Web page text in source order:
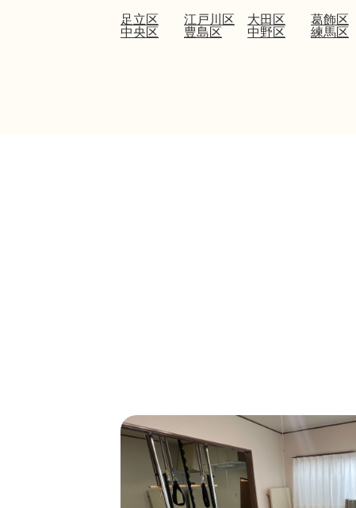
足立区 江戸川区 大田区 葛飾区
中央区
豊島区 中野区 練馬区